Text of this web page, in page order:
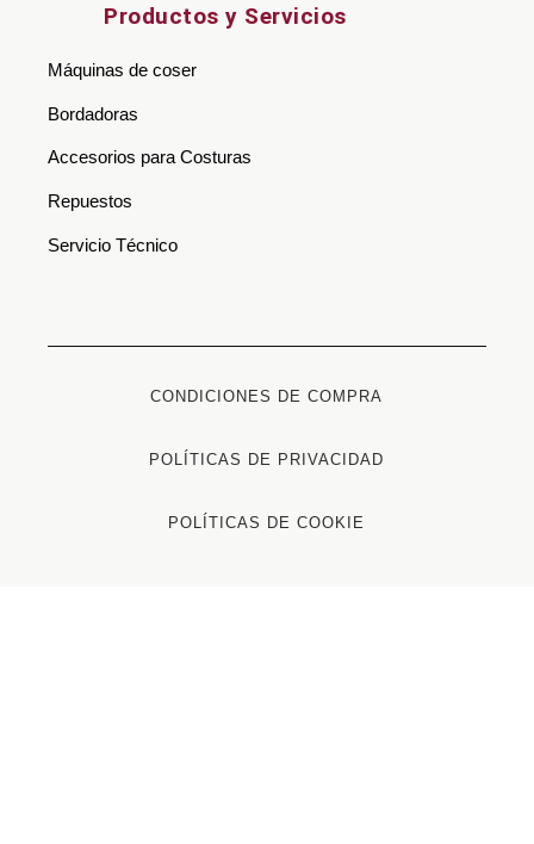
Productos y Servicios
Máquinas de coser
Bordadoras
Accesorios para Costuras
Repuestos
Servicio Técnico
CONDICIONES DE COMPRA
POLÍTICAS DE PRIVACIDAD
POLÍTICAS DE COOKIE